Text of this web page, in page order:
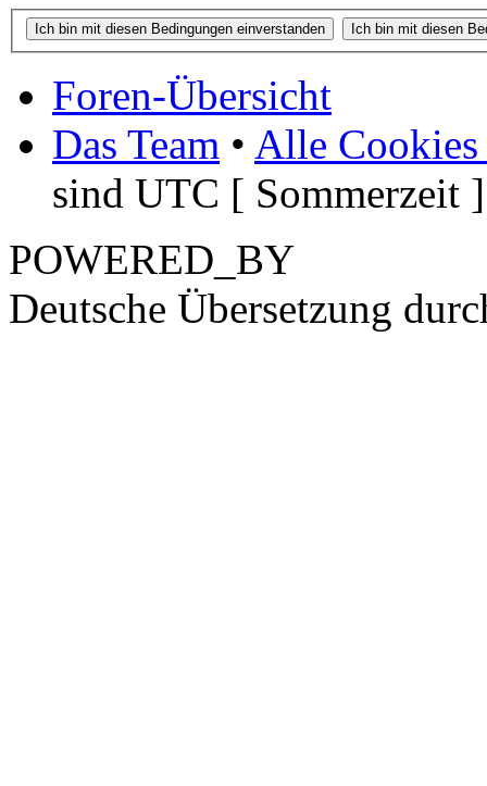
Foren-Übersicht
Das Team • Alle Cookies
sind UTC [ Sommerzeit ]
POWERED_BY
Deutsche Übersetzung